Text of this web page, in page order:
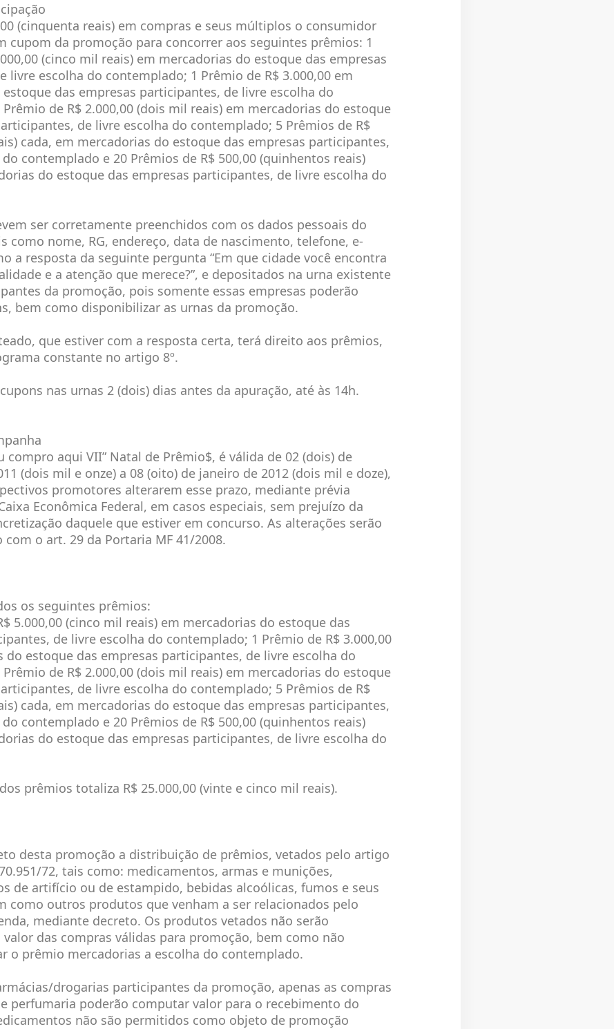
(cinquenta reais) em compras e seus múltiplos o consumidor
cupom da promoção para concorrer aos seguintes prêmios: 1
(cinco mil reais) em mercadorias do estoque das empresas
livre escolha do contemplado; 1 Prêmio de R$ 3.000,00 em
das empresas participantes, de livre escolha do
de R$ 2.000,00 (dois mil reais) em mercadorias do estoque
de livre escolha do contemplado; 5 Prêmios de R$
cada, em mercadorias do estoque das empresas participantes,
contemplado e 20 Prêmios de R$ 500,00 (quinhentos reais)
do estoque das empresas participantes, de livre escolha do
ser corretamente preenchidos com os dados pessoais do
como nome, RG, endereço, data de nascimento, telefone, e-
a resposta da seguinte pergunta “Em que cidade você encontra
e a atenção que merece?”, e depositados na urna existente
da promoção, pois somente essas empresas poderão
bem como disponibilizar as urnas da promoção.
que estiver com a resposta certa, terá direito aos prêmios,
constante no artigo 8º.
nas urnas 2 (dois) dias antes da apuração, até às 14h.
compro aqui VII” Natal de Prêmio$, é válida de 02 (dois) de
(dois mil e onze) a 08 (oito) de janeiro de 2012 (dois mil e doze),
promotores alterarem esse prazo, mediante prévia
Econômica Federal, em casos especiais, sem prejuízo da
daquele que estiver em concurso. As alterações serão
o art. 29 da Portaria MF 41/2008.
os seguintes prêmios:
5.000,00 (cinco mil reais) em mercadorias do estoque das
de livre escolha do contemplado; 1 Prêmio de R$ 3.000,00
do estoque das empresas participantes, de livre escolha do
de R$ 2.000,00 (dois mil reais) em mercadorias do estoque
de livre escolha do contemplado; 5 Prêmios de R$
cada, em mercadorias do estoque das empresas participantes,
contemplado e 20 Prêmios de R$ 500,00 (quinhentos reais)
do estoque das empresas participantes, de livre escolha do
prêmios totaliza R$ 25.000,00 (vinte e cinco mil reais).
desta promoção a distribuição de prêmios, vetados pelo artigo
72, tais como: medicamentos, armas e munições,
de artifício ou de estampido, bebidas alcoólicas, fumos e seus
como outros produtos que venham a ser relacionados pelo
mediante decreto. Os produtos vetados não serão
das compras válidas para promoção, bem como não
o prêmio mercadorias a escolha do contemplado.
drogarias participantes da promoção, apenas as compras
perfumaria poderão computar valor para o recebimento do
não são permitidos como objeto de promoção